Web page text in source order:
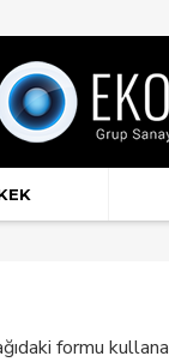
formu